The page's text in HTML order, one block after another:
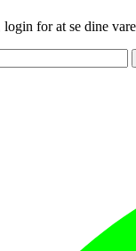
for at se dine